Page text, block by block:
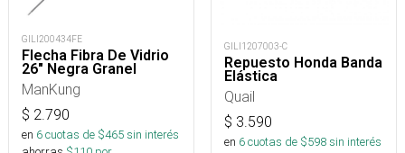
GILI200434FE
Flecha Fibra De Vidrio
26" Negra Granel
ManKung
$ 2.790
en 6cuotas de $465sin interés
GILI1207003-C
Repuesto Honda Banda
Elástica
Quail
$ 3.590
en 6cuotas de $598sin interés